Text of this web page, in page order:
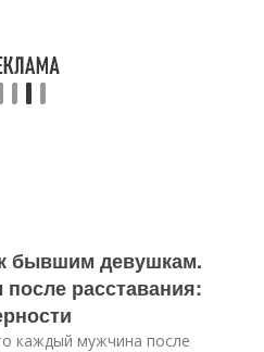
бывшим девушкам.
расставания:
каждый мужчина после